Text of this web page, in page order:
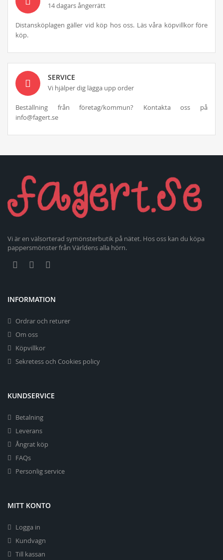
14 dagars ångerrätt
Distansköplagen gäller vid köp hos oss. Läs våra köpvillkor före
köp.
SERVICE
Vi hjälper dig lägga upp order
Beställning från företag/kommun? Kontakta oss på
info@fagert.se
Vi är en välsorterad symönsterbutik på nätet. Hos oss kan du köpa
pappersmönster från Världens alla hörn.
INFORMATION
Ordrar och returer
Om oss
Köpvillkor
Sekretess och Cookies policy
KUNDSERVICE
Betalning
Leverans
Ångrat köp
FAQs
Personlig service
MITT KONTO
Logga in
Kundvagn
Till kassan